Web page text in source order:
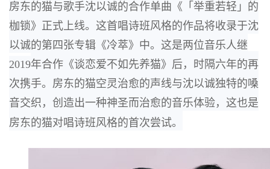
房东的猫与歌手沈以诚的合作单曲《 「 举重若轻」 的
枷锁》正式上线。 这首唱诗班风格的作品将收录于沈
以诚的第四张专辑《冷萃》 中。 这是两位音乐人继
2019年合作《谈恋爱不如先养猫》后， 时隔六年的再
次携手。 房东的猫空灵治愈的声线与沈以诚独特的嗓
音交织，创造出一种神圣而治愈的音乐体验，这也是
房东的猫对唱诗班风格的首次尝试。